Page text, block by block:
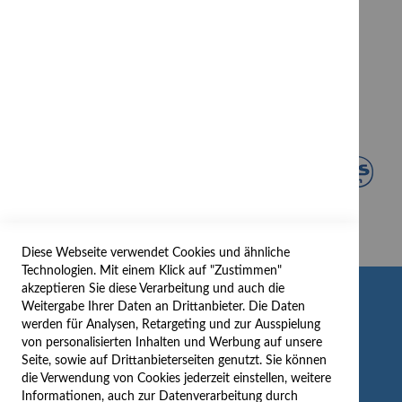
INFORMATION
AGB/DATENSCHUTZ
WIDERRUF
BESTELLVORGANG
Diese Webseite verwendet Cookies und ähnliche
Technologien. Mit einem Klick auf "Zustimmen"
akzeptieren Sie diese Verarbeitung und auch die
Weitergabe Ihrer Daten an Drittanbieter. Die Daten
werden für Analysen, Retargeting und zur Ausspielung
von personalisierten Inhalten und Werbung auf unsere
Seite, sowie auf Drittanbieterseiten genutzt. Sie können
die Verwendung von Cookies jederzeit einstellen, weitere
Informationen, auch zur Datenverarbeitung durch